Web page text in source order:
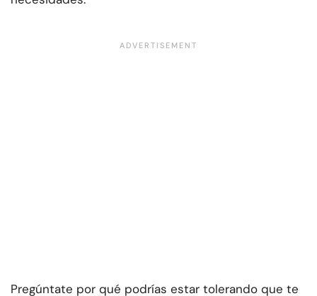
Pregúntate por qué podrías estar tolerando que te